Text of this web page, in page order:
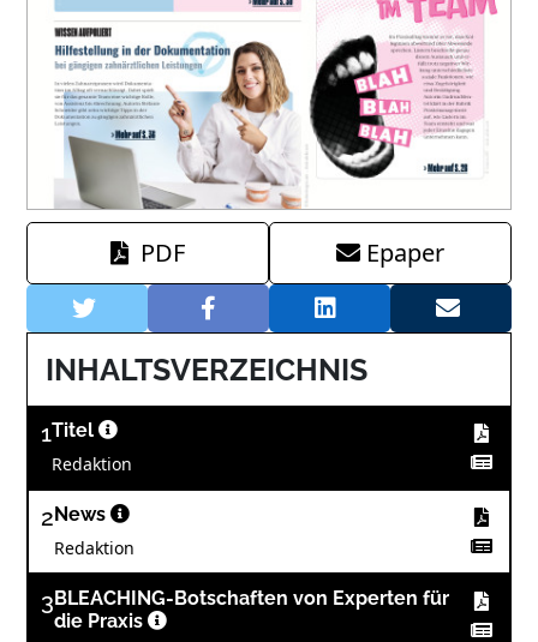
PDF Epaper
INHALTSVERZEICHNIS
1Titel
Redaktion
2 News
Redaktion
3 BLEACHING-Botschaften von Experten für
die Praxis